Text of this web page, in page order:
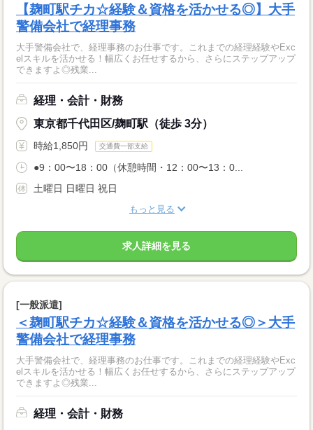
【麹町駅チカ☆経験＆資格を活かせる◎】大手
警備会社で経理事務
大手警備会社で、経理事務のお仕事です。これまでの経理経験やExc
elスキルを活かせる！幅広くお任せするから、さらにステップアップ
できますよ◎残業...
経理・会計・財務
東京都千代田区/麹町駅（徒歩 3分）
時給1,850円 交通費一部支給
●9：00〜18：00（休憩時間・12：00〜13：0...
土曜日 日曜日 祝日
もっと見る
求人詳細を見る
[一般派遣]
＜麹町駅チカ☆経験＆資格を活かせる◎＞大手
警備会社で経理事務
大手警備会社で、経理事務のお仕事です。これまでの経理経験やExc
elスキルを活かせる！幅広くお任せするから、さらにステップアップ
できますよ◎残業...
経理・会計・財務